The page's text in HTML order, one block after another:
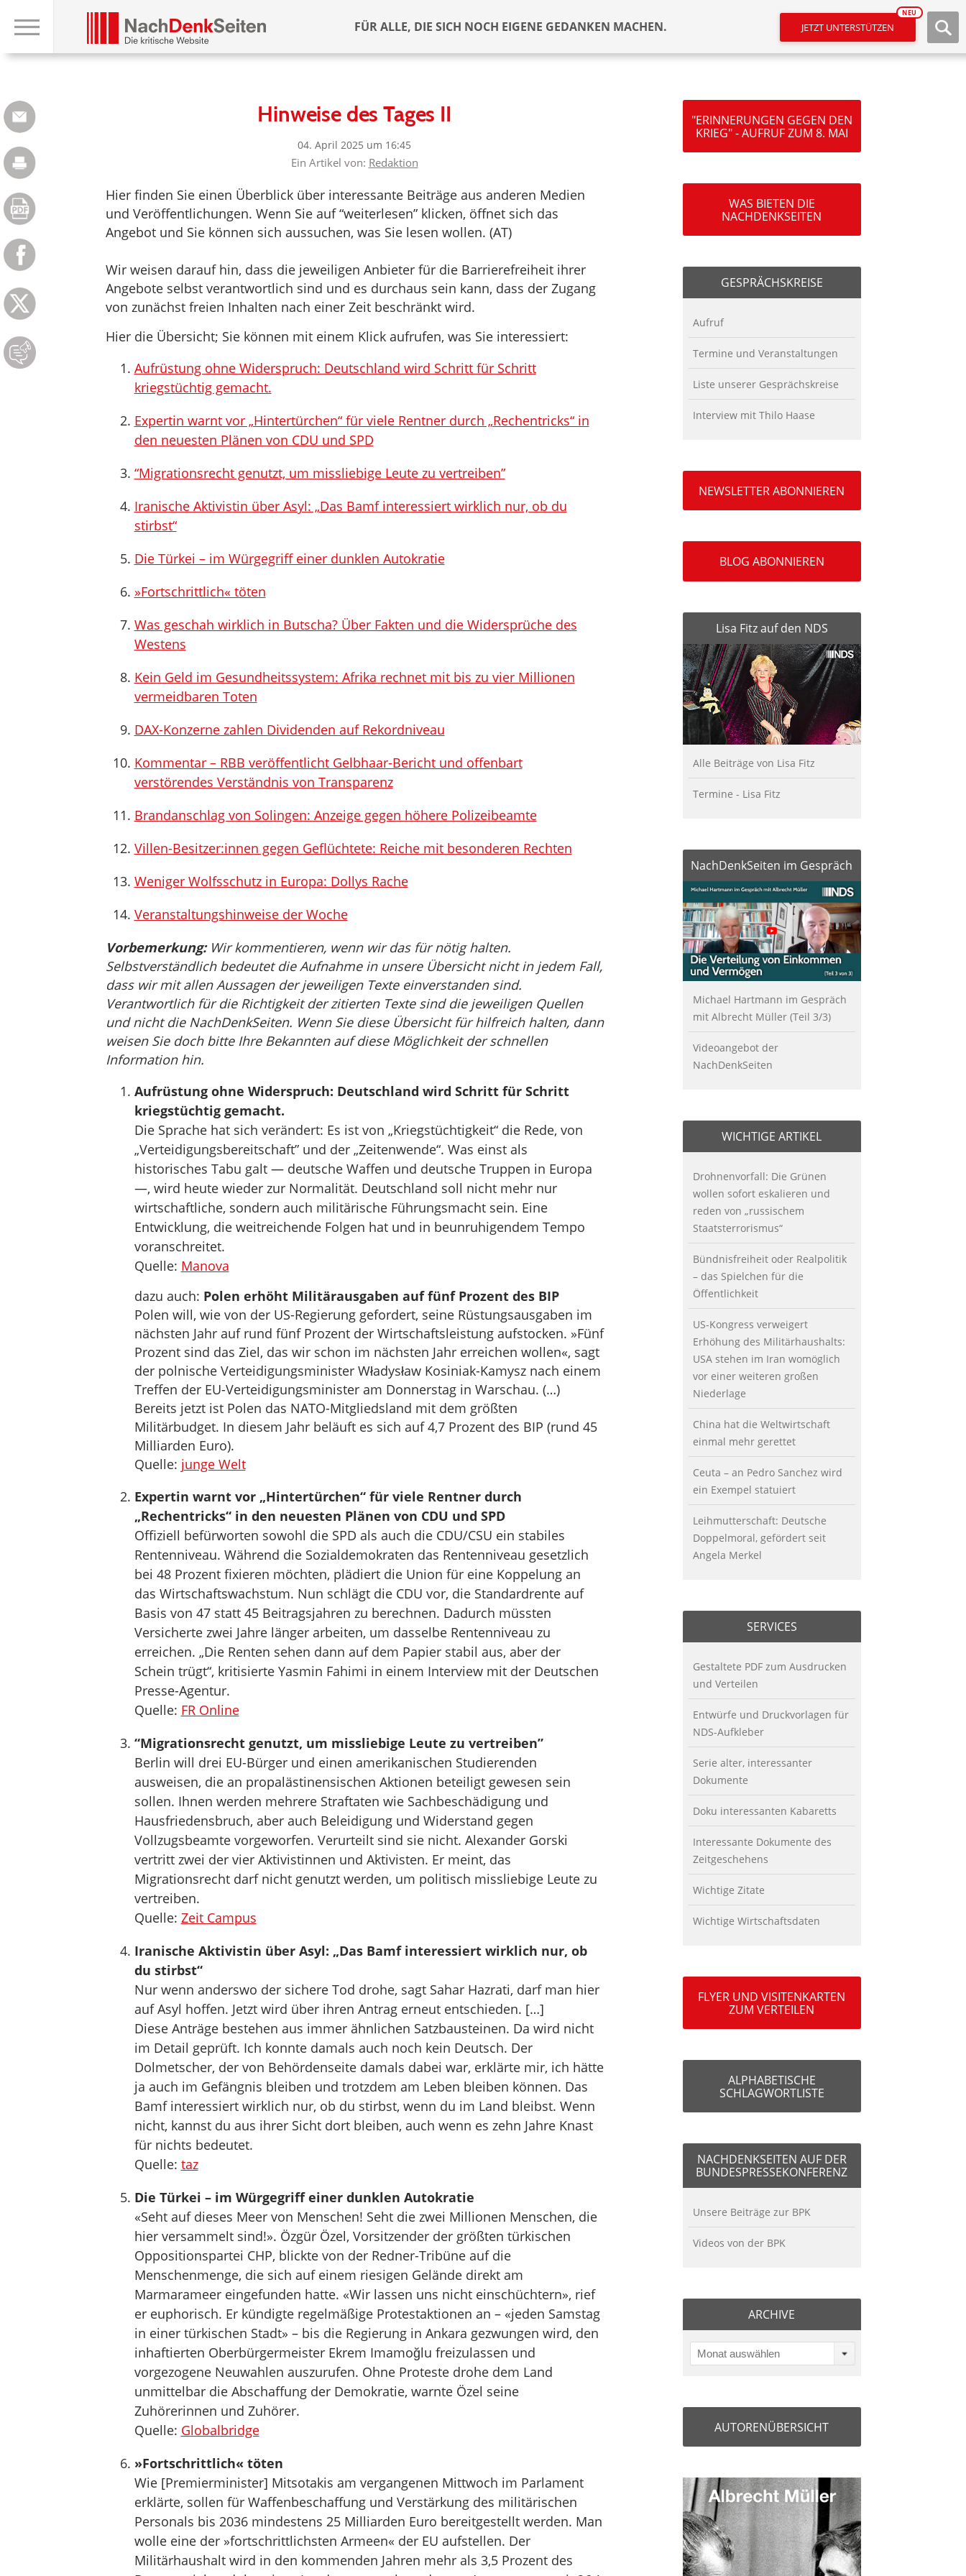
FÜR ALLE, DIE SICH NOCH EIGENE GEDANKEN MACHEN. JETZT UNTERSTÜTZEN
NEU
Hinweise des Tages II
04. April 2025 um 16:45
Ein Artikel von: Redaktion
Hier finden Sie einen Überblick über interessante Beiträge aus anderen Medien
und Veröffentlichungen. Wenn Sie auf “weiterlesen” klicken, öffnet sich das
Angebot und Sie können sich aussuchen, was Sie lesen wollen. (AT)
Wir weisen darauf hin, dass die jeweiligen Anbieter für die Barrierefreiheit ihrer
Angebote selbst verantwortlich sind und es durchaus sein kann, dass der Zugang
von zunächst freien Inhalten nach einer Zeit beschränkt wird.
Hier die Übersicht; Sie können mit einem Klick aufrufen, was Sie interessiert:
Aufrüstung ohne Widerspruch: Deutschland wird Schritt für Schritt
kriegstüchtig gemacht.
Expertin warnt vor „Hintertürchen“ für viele Rentner durch „Rechentricks“ in
den neuesten Plänen von CDU und SPD
“Migrationsrecht genutzt, um missliebige Leute zu vertreiben”
Iranische Aktivistin über Asyl: „Das Bamf interessiert wirklich nur, ob du
stirbst“
Die Türkei – im Würgegriff einer dunklen Autokratie
»Fortschrittlich« töten
Was geschah wirklich in Butscha? Über Fakten und die Widersprüche des
Westens
Kein Geld im Gesundheitssystem: Afrika rechnet mit bis zu vier Millionen
vermeidbaren Toten
DAX-Konzerne zahlen Dividenden auf Rekordniveau
Kommentar – RBB veröffentlicht Gelbhaar-Bericht und offenbart
verstörendes Verständnis von Transparenz
Brandanschlag von Solingen: Anzeige gegen höhere Polizeibeamte
Villen-Besitzer:innen gegen Geflüchtete: Reiche mit besonderen Rechten
Weniger Wolfsschutz in Europa: Dollys Rache
Veranstaltungshinweise der Woche
Vorbemerkung:Wir kommentieren, wenn wir das für nötig halten.
Selbstverständlich bedeutet die Aufnahme in unsere Übersicht nicht in jedem Fall,
dass wir mit allen Aussagen der jeweiligen Texte einverstanden sind.
Verantwortlich für die Richtigkeit der zitierten Texte sind die jeweiligen Quellen
und nicht die NachDenkSeiten. Wenn Sie diese Übersicht für hilfreich halten, dann
weisen Sie doch bitte Ihre Bekannten auf diese Möglichkeit der schnellen
Information hin.
Aufrüstung ohne Widerspruch: Deutschland wird Schritt für Schritt
kriegstüchtig gemacht.
Die Sprache hat sich verändert: Es ist von „Kriegstüchtigkeit“ die Rede, von
„Verteidigungsbereitschaft” und der „Zeitenwende“. Was einst als
historisches Tabu galt — deutsche Waffen und deutsche Truppen in Europa
—, wird heute wieder zur Normalität. Deutschland soll nicht mehr nur
wirtschaftliche, sondern auch militärische Führungsmacht sein. Eine
Entwicklung, die weitreichende Folgen hat und in beunruhigendem Tempo
voranschreitet.
Quelle: Manova
dazu auch: Polen erhöht Militärausgaben auf fünf Prozent des BIP
Polen will, wie von der US-Regierung gefordert, seine Rüstungsausgaben im
nächsten Jahr auf rund fünf Prozent der Wirtschaftsleistung aufstocken. »Fünf
Prozent sind das Ziel, das wir schon im nächsten Jahr erreichen wollen«, sagt
der polnische Verteidigungsminister Władysław Kosiniak-Kamysz nach einem
Treffen der EU-Verteidigungsminister am Donnerstag in Warschau. (…)
Bereits jetzt ist Polen das NATO-Mitgliedsland mit dem größten
Militärbudget. In diesem Jahr beläuft es sich auf 4,7 Prozent des BIP (rund 45
Milliarden Euro).
Quelle: junge Welt
Expertin warnt vor „Hintertürchen“ für viele Rentner durch
„Rechentricks“ in den neuesten Plänen von CDU und SPD
Offiziell befürworten sowohl die SPD als auch die CDU/CSU ein stabiles
Rentenniveau. Während die Sozialdemokraten das Rentenniveau gesetzlich
bei 48 Prozent fixieren möchten, plädiert die Union für eine Koppelung an
das Wirtschaftswachstum. Nun schlägt die CDU vor, die Standardrente auf
Basis von 47 statt 45 Beitragsjahren zu berechnen. Dadurch müssten
Versicherte zwei Jahre länger arbeiten, um dasselbe Rentenniveau zu
erreichen. „Die Renten sehen dann auf dem Papier stabil aus, aber der
Schein trügt“, kritisierte Yasmin Fahimi in einem Interview mit der Deutschen
Presse-Agentur.
Quelle: FR Online
“Migrationsrecht genutzt, um missliebige Leute zu vertreiben”
Berlin will drei EU-Bürger und einen amerikanischen Studierenden
ausweisen, die an propalästinensischen Aktionen beteiligt gewesen sein
sollen. Ihnen werden mehrere Straftaten wie Sachbeschädigung und
Hausfriedensbruch, aber auch Beleidigung und Widerstand gegen
Vollzugsbeamte vorgeworfen. Verurteilt sind sie nicht. Alexander Gorski
vertritt zwei der vier Aktivistinnen und Aktivisten. Er meint, das
Migrationsrecht darf nicht genutzt werden, um politisch missliebige Leute zu
vertreiben.
Quelle: Zeit Campus
Iranische Aktivistin über Asyl: „Das Bamf interessiert wirklich nur, ob
du stirbst“
Nur wenn anderswo der sichere Tod drohe, sagt Sahar Hazrati, darf man hier
auf Asyl hoffen. Jetzt wird über ihren Antrag erneut entschieden. […]
Diese Anträge bestehen aus immer ähnlichen Satzbausteinen. Da wird nicht
im Detail geprüft. Ich konnte damals auch noch kein Deutsch. Der
Dolmetscher, der von Behördenseite damals dabei war, erklärte mir, ich hätte
ja auch im Gefängnis bleiben und trotzdem am Leben bleiben können. Das
Bamf interessiert wirklich nur, ob du stirbst, wenn du im Land bleibst. Wenn
nicht, kannst du aus ihrer Sicht dort bleiben, auch wenn es zehn Jahre Knast
für nichts bedeutet.
Quelle: taz
Die Türkei – im Würgegriff einer dunklen Autokratie
«Seht auf dieses Meer von Menschen! Seht die zwei Millionen Menschen, die
hier versammelt sind!». Özgür Özel, Vorsitzender der größten türkischen
Oppositionspartei CHP, blickte von der Redner-Tribüne auf die
Menschenmenge, die sich auf einem riesigen Gelände direkt am
Marmarameer eingefunden hatte. «Wir lassen uns nicht einschüchtern», rief
er euphorisch. Er kündigte regelmäßige Protestaktionen an – «jeden Samstag
in einer türkischen Stadt» – bis die Regierung in Ankara gezwungen wird, den
inhaftierten Oberbürgermeister Ekrem Imamoğlu freizulassen und
vorgezogene Neuwahlen auszurufen. Ohne Proteste drohe dem Land
unmittelbar die Abschaffung der Demokratie, warnte Özel seine
Zuhörerinnen und Zuhörer.
Quelle: Globalbridge
»Fortschrittlich« töten
Wie [Premierminister] Mitsotakis am vergangenen Mittwoch im Parlament
erklärte, sollen für Waffenbeschaffung und Verstärkung des militärischen
Personals bis 2036 mindestens 25 Milliarden Euro bereitgestellt werden. Man
wolle eine der »fortschrittlichsten Armeen« der EU aufstellen. Der
Militärhaushalt wird in den kommenden Jahren mehr als 3,5 Prozent des
"ERINNERUNGEN GEGEN DEN
KRIEG" - AUFRUF ZUM 8. MAI
WAS BIETEN DIE
NACHDENKSEITEN
GESPRÄCHSKREISE
Aufruf
Termine und Veranstaltungen
Liste unserer Gesprächskreise
Interview mit Thilo Haase
NEWSLETTER ABONNIEREN
BLOG ABONNIEREN
Lisa Fitz auf den NDS
Alle Beiträge von Lisa Fitz
Termine - Lisa Fitz
NachDenkSeiten im Gespräch
Michael Hartmann im Gespräch
mit Albrecht Müller (Teil 3/3)
Videoangebot der
NachDenkSeiten
WICHTIGE ARTIKEL
Drohnenvorfall: Die Grünen
wollen sofort eskalieren und
reden von „russischem
Staatsterrorismus“
Bündnisfreiheit oder Realpolitik
– das Spielchen für die
Öffentlichkeit
US-Kongress verweigert
Erhöhung des Militärhaushalts:
USA stehen im Iran womöglich
vor einer weiteren großen
Niederlage
China hat die Weltwirtschaft
einmal mehr gerettet
Ceuta – an Pedro Sanchez wird
ein Exempel statuiert
Leihmutterschaft: Deutsche
Doppelmoral, gefördert seit
Angela Merkel
SERVICES
Gestaltete PDF zum Ausdrucken
und Verteilen
Entwürfe und Druckvorlagen für
NDS-Aufkleber
Serie alter, interessanter
Dokumente
Doku interessanten Kabaretts
Interessante Dokumente des
Zeitgeschehens
Wichtige Zitate
Wichtige Wirtschaftsdaten
FLYER UND VISITENKARTEN
ZUM VERTEILEN
ALPHABETISCHE
SCHLAGWORTLISTE
NACHDENKSEITEN AUF DER
BUNDESPRESSEKONFERENZ
Unsere Beiträge zur BPK
Videos von der BPK
ARCHIVE
Monat auswählen
AUTORENÜBERSICHT